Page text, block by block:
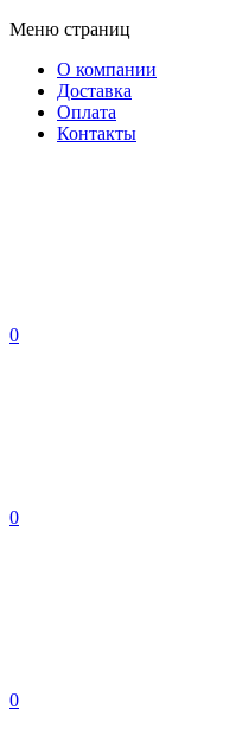
Меню страниц
О компании
Доставка
Оплата
Контакты
0
0
0